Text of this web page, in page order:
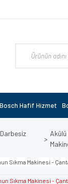
Bosch Hafif Hizmet
Akülü